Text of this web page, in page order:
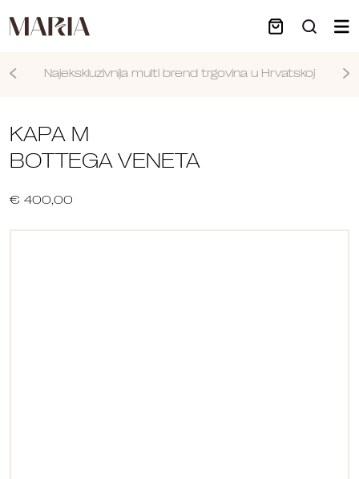
Najekskluzivnija multi brend trgovina u Hrvatskoj
KAPA M
BOTTEGA VENETA
€ 400,00